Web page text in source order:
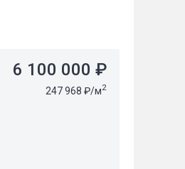
6 100 000 ₽
247 968 ₽/м2